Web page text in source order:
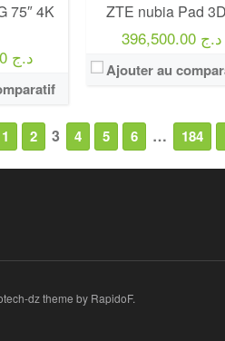
75″ 4K
399,000.00 د.ج
ZTE nubia Pad
396,500.00 د.ج
Ajouter au
1 2 3 4 5 6 … 184
dz theme by RapidoF.